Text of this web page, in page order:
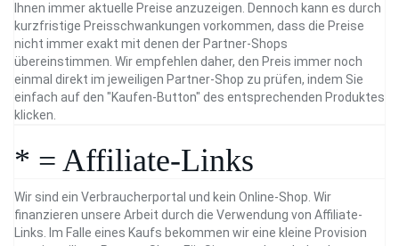
Ihnen immer aktuelle Preise anzuzeigen. Dennoch kann es durch
kurzfristige Preisschwankungen vorkommen, dass die Preise
nicht immer exakt mit denen der Partner-Shops
übereinstimmen. Wir empfehlen daher, den Preis immer noch
einmal direkt im jeweiligen Partner-Shop zu prüfen, indem Sie
einfach auf den "Kaufen-Button" des entsprechenden Produktes
klicken.
* = Affiliate-Links
Wir sind ein Verbraucherportal und kein Online-Shop. Wir
finanzieren unsere Arbeit durch die Verwendung von Affiliate-
Links. Im Falle eines Kaufs bekommen wir eine kleine Provision